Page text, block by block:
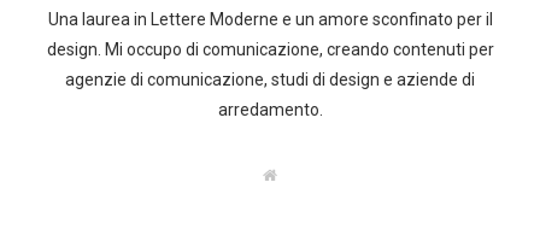
Una laurea in Lettere Moderne e un amore sconfinato per il
design. Mi occupo di comunicazione, creando contenuti per
agenzie di comunicazione, studi di design e aziende di
arredamento.
W